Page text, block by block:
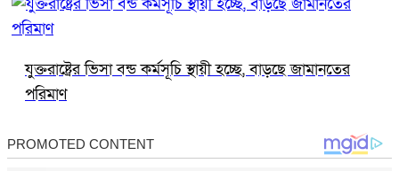
যুক্তরাষ্ট্রের ভিসা বন্ড কর্মসূচি স্থায়ী হচ্ছে, বাড়ছে জামানতের
পরিমাণ